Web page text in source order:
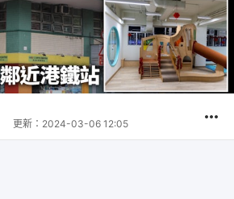
更新： 2024-03-06 12:05